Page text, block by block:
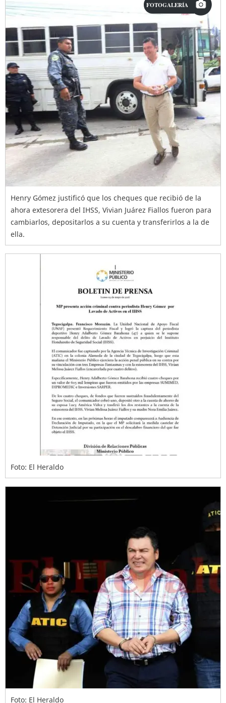
FOTOGALERÍA
Henry Gómez justificó que los cheques que recibió de la
ahora extesorera del IHSS, Vivian Juárez Fiallos fueron para
cambiarlos, depositarlos a su cuenta y transferirlos a la de
ella.
Foto: El Heraldo
Foto: El Heraldo